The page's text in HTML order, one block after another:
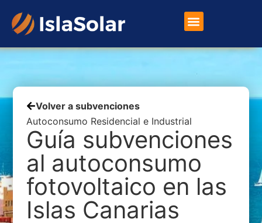
Volver a subvenciones
Autoconsumo Residencial e Industrial
Guía subvenciones
al autoconsumo
fotovoltaico en las
Islas Canarias